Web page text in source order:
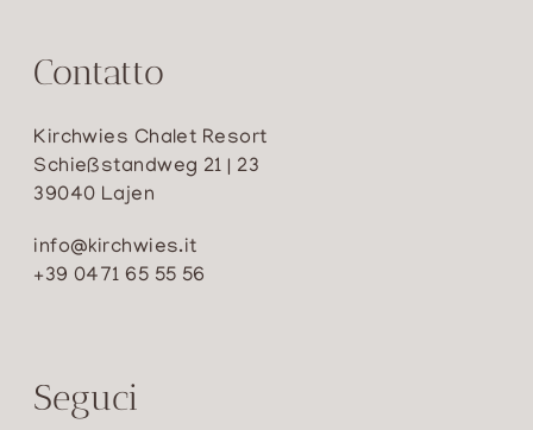
Contatto
Kirchwies Chalet Resort
Schießstandweg 21 | 23
39040 Lajen
info@kirchwies.it
+39 0471 65 55 56
Seguci